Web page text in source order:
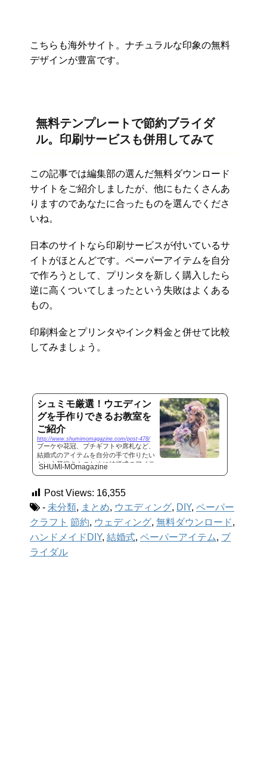
こちらも海外サイト。ナチュラルな印象の無料
デザインが豊富です。
無料テンプレートで節約ブライダ
ル。印刷サービスも併用してみて
この記事では編集部の選んだ無料ダウンロード
サイトをご紹介しましたが、他にもたくさんあ
りますのであなたに合ったものを選んでくださ
いね。
日本のサイトなら印刷サービスが付いているサ
イトがほとんどです。ペーパーアイテムを自分
で作ろうとして、プリンタを新しく購入したら
逆に高くついてしまったという失敗はよくある
もの。
印刷料金とプリンタやインク料金と併せて比較
してみましょう。
シュミモ厳選！ウエディン
グを手作りできるお教室を
ご紹介
http://www.shumimomagazine.com/post-478/
ブーケや花冠、プチギフトや席札など、
結婚式のアイテムを自分の手で作りたい
という花嫁さんのために結婚式のアイテ
ムがつくれるおすすめのお教室をご紹介
ングレッスンが可能なお教室【秋田県】l
ena-rose【秋田県秋田市】...
SHUMI-MOmagazine
Post Views: 16,355
- 未分類, まとめ, ウエディング, DIY, ペーパー
クラフト 節約, ウェディング, 無料ダウンロード,
ハンドメイドDIY, 結婚式, ペーパーアイテム, ブ
ライダル